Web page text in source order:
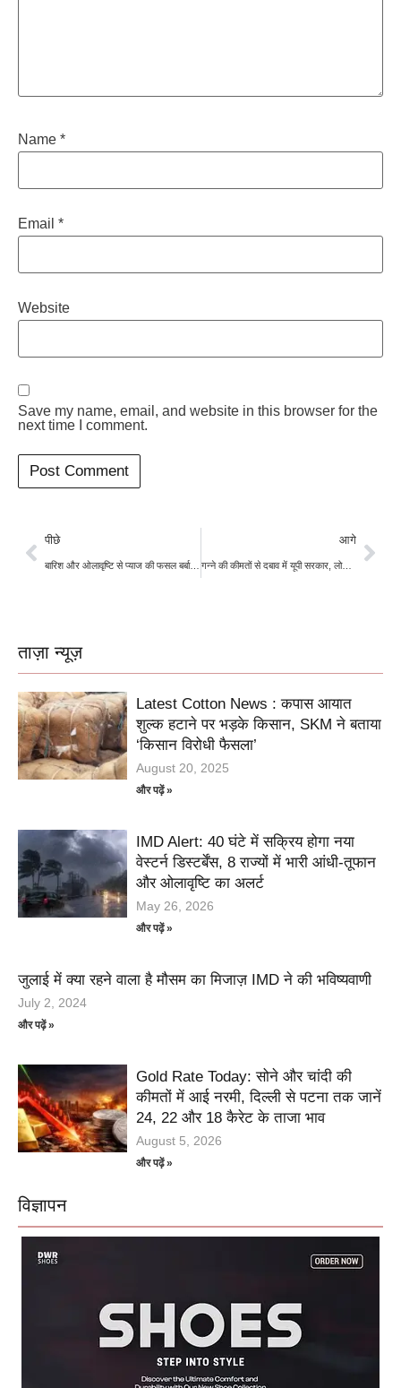
Name *
Email *
Website
Save my name, email, and website in this browser for the
next time I comment.
पीछे
बारिश और ओलावृष्टि से प्याज की फसल बर्बाद, किसानों को हुआ भारी नुकसान, बढ़ सकते हैं दाम
आगे
गन्ने की कीमतों से दबाव में यूपी सरकार, लोकसभा चुनाव से पहले सीएम योगी कर सकते हैं ऐलान
ताज़ा न्यूज़
Latest Cotton News : कपास आयात
शुल्क हटाने पर भड़के किसान, SKM ने बताया
‘किसान विरोधी फैसला’
August 20, 2025
और पढ़ें »
IMD Alert: 40 घंटे में सक्रिय होगा नया
वेस्टर्न डिस्टर्बेंस, 8 राज्यों में भारी आंधी-तूफान
और ओलावृष्टि का अलर्ट
May 26, 2026
और पढ़ें »
जुलाई में क्या रहने वाला है मौसम का मिजाज़ IMD ने की भविष्यवाणी
July 2, 2024
और पढ़ें »
Gold Rate Today: सोने और चांदी की
कीमतों में आई नरमी, दिल्ली से पटना तक जानें
24, 22 और 18 कैरेट के ताजा भाव
August 5, 2026
और पढ़ें »
विज्ञापन